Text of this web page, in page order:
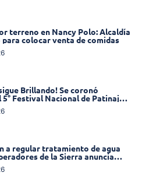
terreno en Nancy Polo: Alcaldía
para colocar venta de comidas
Brillando! Se coronó
5° Festival Nacional de Patinaje
Ruedas»
a regular tratamiento de agua
de la Sierra anuncia
varios sectores